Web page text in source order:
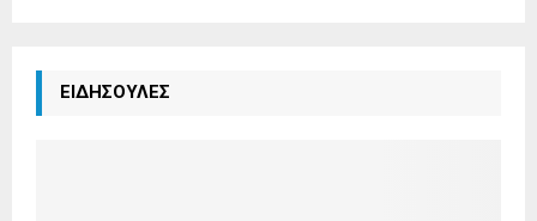
ΕΙΔΗΣΟΥΛΕΣ